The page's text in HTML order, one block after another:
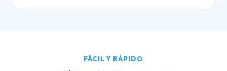
FÁCIL Y RÁPIDO